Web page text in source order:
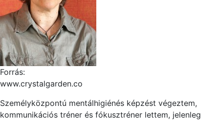
Forrás:
www.crystalgarden.co
Személyközpontú mentálhigiénés képzést végeztem,
kommunikációs tréner és fókusztréner lettem, jelenleg